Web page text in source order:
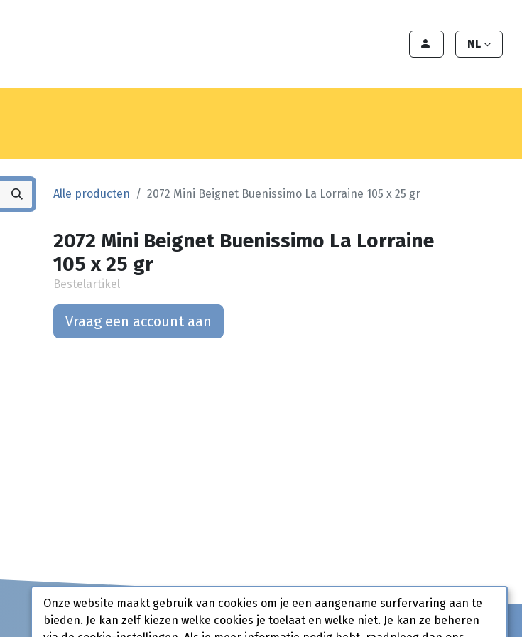
NL
Alle producten 2072 Mini Beignet Buenissimo La Lorraine 105 x 25 gr
2072 Mini Beignet Buenissimo La Lorraine
105 x 25 gr
Bestelartikel
Vraag een account aan
Onze website maakt gebruik van cookies om je een aangename surfervaring aan te
bieden. Je kan zelf kiezen welke cookies je toelaat en welke niet. Je kan ze beheren